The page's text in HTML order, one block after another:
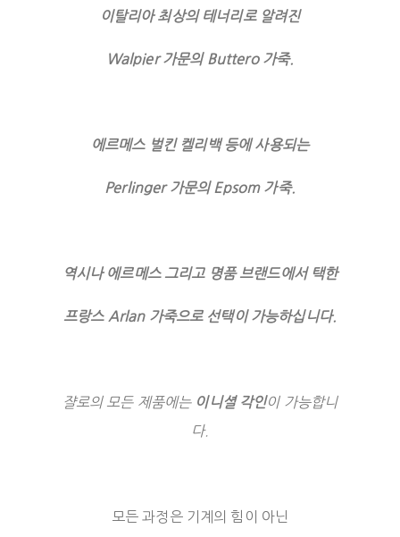
이탈리아 최상의 테너리로 알려진
Walpier 가문의 Buttero 가죽.
에르메스 벌킨 켈리백 등에 사용되는
Perlinger 가문의 Epsom 가죽.
역시나 에르메스 그리고 명품 브랜드에서 택한
프랑스 Arlan 가죽으로 선택이 가능하십니다.
쟐로의 모든 제품에는 이니셜 각인이 가능합니
다.
모든 과정은 기계의 힘이 아닌